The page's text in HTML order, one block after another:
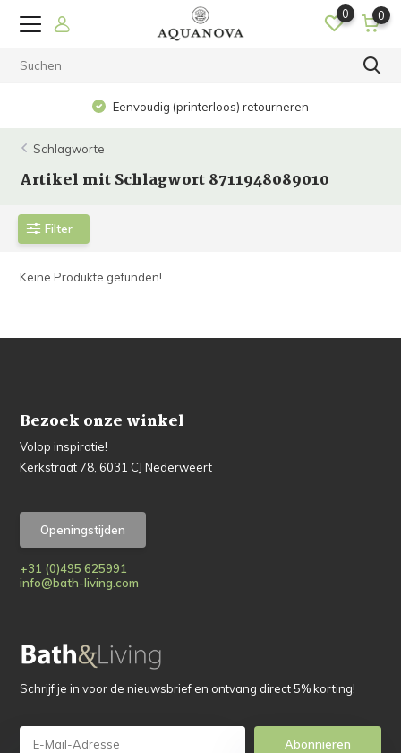
0 0
Eenvoudig (printerloos) retourneren
Schlagworte
Artikel mit Schlagwort 8711948089010
Filter
Keine Produkte gefunden!...
Bezoek onze winkel
Volop inspiratie!
Kerkstraat 78, 6031 CJ Nederweert
Openingstijden
+31 (0)495 625991
info@bath-living.com
Schrijf je in voor de nieuwsbrief en ontvang direct 5% korting!
Abonnieren